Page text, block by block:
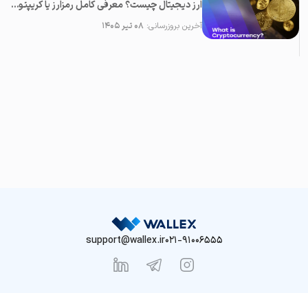
ارز دیجیتال چیست؟ معرفی کامل رمزارز یا کریپتوکارنسی
آخرین بروزرسانی:۰۸ تیر ۱۴۰۵
021-91006555
support@wallex.ir